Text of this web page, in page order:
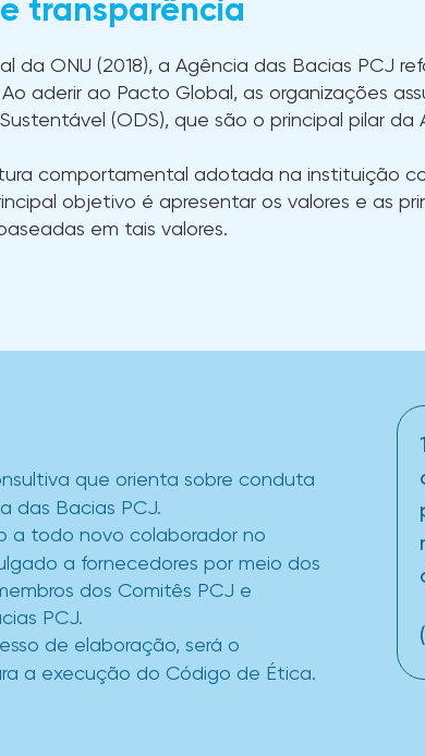
transparência
da ONU (2018), a Agência das Bacias PCJ
aderir ao Pacto Global, as organizações
(ODS), que são o principal pilar da
comportamental adotada na instituição
objetivo é apresentar os valores e as
em tais valores.
que orienta sobre conduta
das Bacias PCJ.
a todo novo colaborador no
a fornecedores por meio dos
dos Comitês PCJ e
PCJ.
de elaboração, será o
a execução do Código de Ética.